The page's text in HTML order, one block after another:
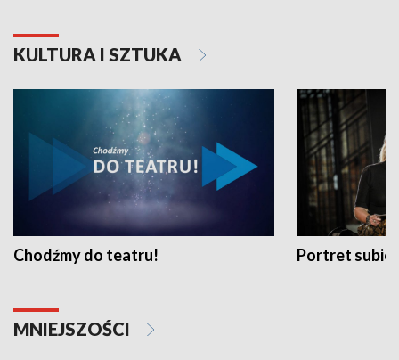
KULTURA I SZTUKA
Chodźmy do teatru! Portret
MNIEJSZOŚCI